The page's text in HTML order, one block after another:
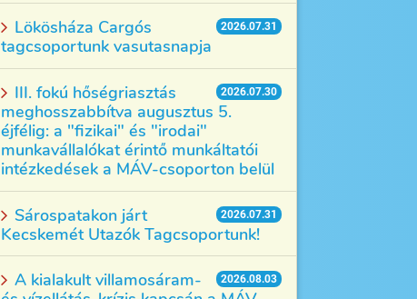
2026.07.31
Lökösháza Cargós
tagcsoportunk vasutasnapja
2026.07.30
III. fokú hőségriasztás
meghosszabbítva augusztus 5.
éjfélig: a "fizikai" és "irodai"
munkavállalókat érintő munkáltatói
intézkedések a MÁV-csoporton belül
2026.07.31
Sárospatakon járt
Kecskemét Utazók Tagcsoportunk!
2026.08.03
A kialakult villamosáram-